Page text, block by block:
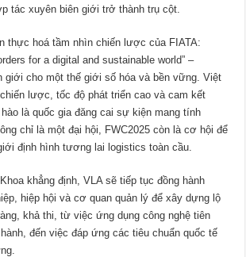
tác xuyên biên giới trở thành trụ cột.
thực hoá tầm nhìn chiến lược của FIATA:
for a digital and sustainable world” –
giới cho một thế giới số hóa và bền vững. Việt
lược, tốc độ phát triển cao và cam kết
là quốc gia đăng cai sự kiện mang tính
chỉ là một đại hội, FWC2025 còn là cơ hội để
định hình tương lai logistics toàn cầu.
khẳng định, VLA sẽ tiếp tục đồng hành
hiệp hội và cơ quan quản lý để xây dựng lộ
khả thi, từ việc ứng dụng công nghệ tiên
đến việc đáp ứng các tiêu chuẩn quốc tế